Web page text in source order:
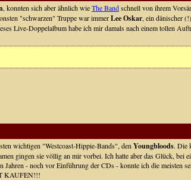
, konnten sich aber ähnlich wieThe Bandschnell von ihrem
"schwarzen" Truppe war immerLee Oskar, ein dänischer
Live-Doppelalbum habe ich mir damals nach einem tollen
wichtigen "Westcoast-Hippie-Bands", den Youngbloods. Die
gingen sie völlig an mir vorbei. Ich hatte aber das Glück, bei
Jahren - noch vor Einführung der CDs - konnte ich die meisten
KAUFEN!!!